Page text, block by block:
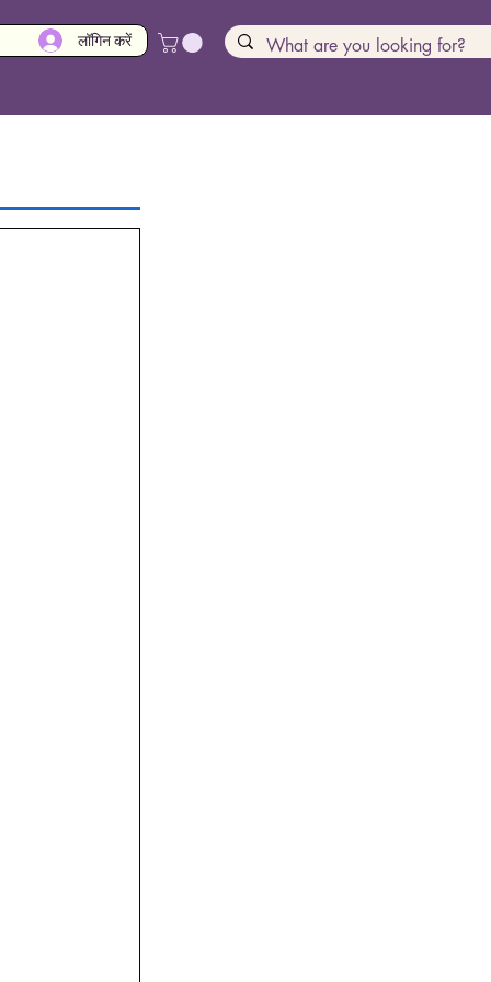
लॉगिन करें